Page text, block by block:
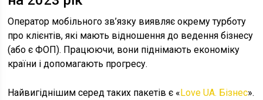
Оператор мобільного зв’язку виявляє окрему турботу
про клієнтів, які мають відношення до ведення бізнесу
(або є ФОП). Працюючи, вони піднімають економіку
країни і допомагають прогресу.
Найвигіднішим серед таких пакетів є «Love UA. Бізнес».